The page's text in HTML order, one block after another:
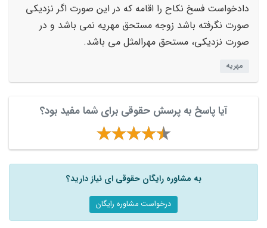
دادخواست فسخ نکاح را اقامه که در این صورت اگر نزدیکی
صورت نگرفته باشد زوجه مستحق مهریه نمی باشد و در
صورت نزدیکی، مستحق مهرالمثل می باشد.
مهریه
آیا پاسخ به پرسش حقوقی برای شما مفید بود؟
به مشاوره رایگان حقوقی ای نیاز دارید؟
درخواست مشاوره رایگان